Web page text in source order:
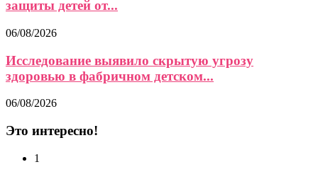
защиты детей от...
06/08/2026
Исследование выявило скрытую угрозу
здоровью в фабричном детском...
06/08/2026
Это интересно!
1